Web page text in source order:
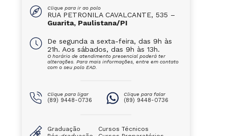
Clique para ir ao polo
RUA PETRONILA CAVALCANTE, 535 –
Guarita, Paulistana/PI
De segunda a sexta-feira, das 9h às
21h. Aos sábados, das 9h às 13h.
O horário de atendimento presencial poderá ter
alterações. Para mais informações, entre em contato
com o seu polo EAD.
Clique para ligar
(89) 9448-0736
Clique para falar
(89) 9448-0736
Graduação
Cursos Técnicos